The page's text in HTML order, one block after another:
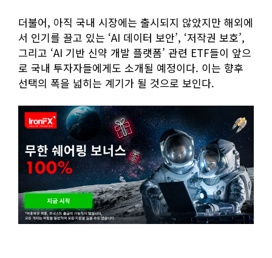
더불어, 아직 국내 시장에는 출시되지 않았지만 해외에
서 인기를 끌고 있는 ‘AI 데이터 보안’, ‘저작권 보호’,
그리고 ‘AI 기반 신약 개발 플랫폼’ 관련 ETF들이 앞으
로 국내 투자자들에게도 소개될 예정이다. 이는 향후
선택의 폭을 넓히는 계기가 될 것으로 보인다.